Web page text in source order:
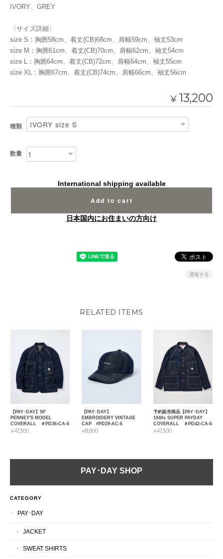
IVORY、GREY
〈サイズ詳細〉
size S：胸囲58cm、着丈(CB)68cm、肩幅59cm、袖丈53cm
size M：胸囲61cm、着丈(CB)70cm、肩幅62cm、袖丈54cm
size L：胸囲64cm、着丈(CB)72cm、肩幅64cm、袖丈55cm
size XL：胸囲67cm、着丈(CB)74cm、肩幅66cm、袖丈56cm
¥ 13,200
種類
数量
International shipping available
Add to cart
日本国内にお住まいの方向け
通報する
RELATED ITEMS
【PAY･DAY】50'
PENNEY'S MODEL
COVERALL ＃PD36-CA-6
¥47,300
【PAY･DAY】
EMBROIDERY VINTAGE
CAP #PD29-AC-6
¥8,800
予約販売商品【PAY･DAY】
1940s SUPER PAYDAY
COVERALL ＃PD42-CA-6
¥47,300
PAY･DAY SHOP
CATEGORY
PAY･DAY
JACKET
SWEAT SHIRTS